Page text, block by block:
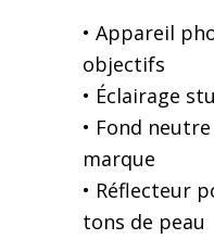
• Appareil
objectifs
• Éclairage
• Fond
marque
• Réflecteur
tons de peau